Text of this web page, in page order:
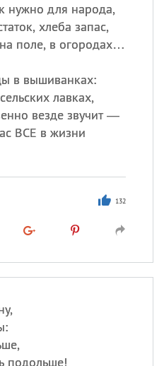
нужно для народа,
хлеба запас,
поле, в огородах…
в вышиванках:
лавках,
везде звучит —
ВСЕ в жизни
132
подольше!